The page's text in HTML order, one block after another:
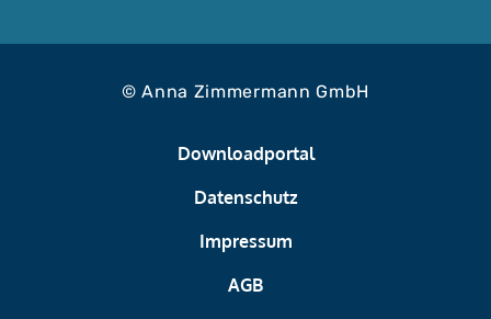
© Anna Zimmermann GmbH
Downloadportal
Datenschutz
Impressum
AGB